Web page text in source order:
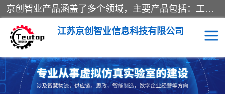
京创智业产品涵盖了多个领域，主要产品包括：工业4.0生产线解决方案，智慧物流综合实训室，教学设备与实验室建设，虚拟仿真实验室等。公司将秉持“创新、执着、诚信、共赢”的理念，以“将服务当作使命”为核心价值观，致力于为客户创造价值，与客户、合作伙伴和员工共同成长。
江苏京创智业信息科技有限公司
VR物流实训 低碳供应链